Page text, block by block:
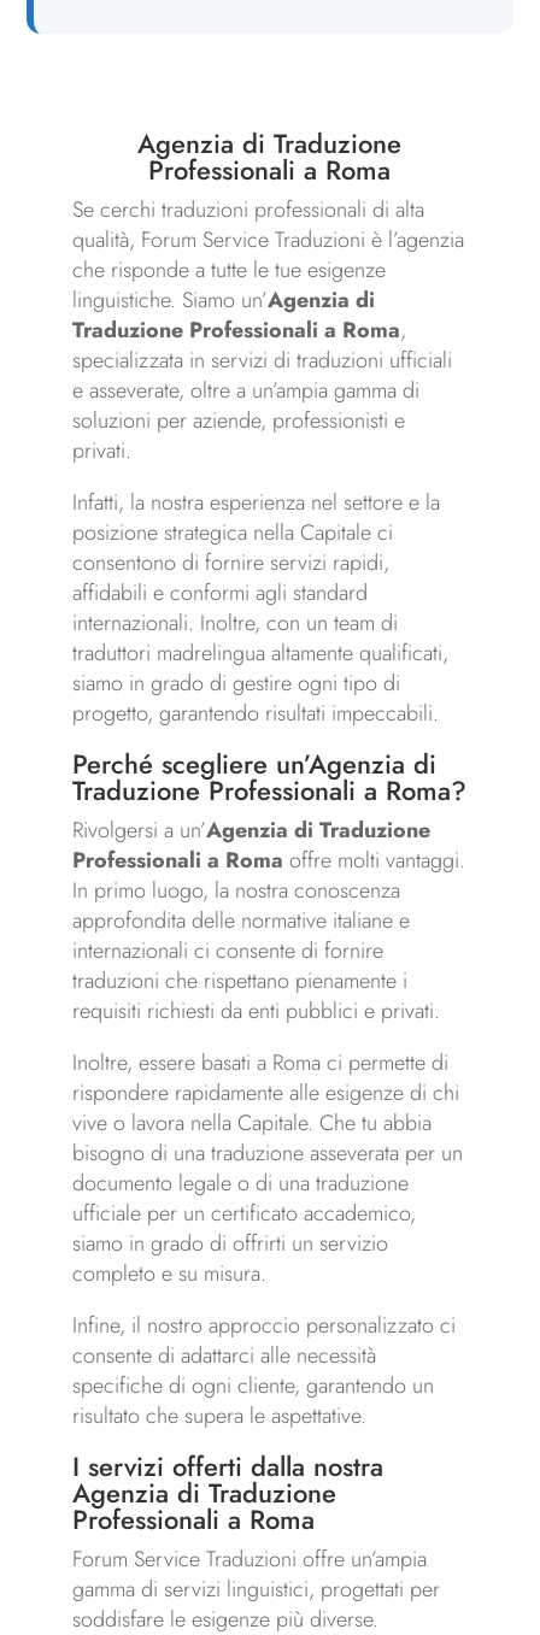
Agenzia di Traduzione
Professionali a Roma
Se cerchi traduzioni professionali di alta
qualità, Forum Service Traduzioni è l’agenzia
che risponde a tutte le tue esigenze
linguistiche. Siamo un’Agenzia di
Traduzione Professionali a Roma,
specializzata in servizi di traduzioni ufficiali
e asseverate, oltre a un’ampia gamma di
soluzioni per aziende, professionisti e
privati.
Infatti, la nostra esperienza nel settore e la
posizione strategica nella Capitale ci
consentono di fornire servizi rapidi,
affidabili e conformi agli standard
internazionali. Inoltre, con un team di
traduttori madrelingua altamente qualificati,
siamo in grado di gestire ogni tipo di
progetto, garantendo risultati impeccabili.
Perché scegliere un’Agenzia di
Traduzione Professionali a Roma?
Rivolgersi a un’Agenzia di Traduzione
Professionali a Roma offre molti vantaggi.
In primo luogo, la nostra conoscenza
approfondita delle normative italiane e
internazionali ci consente di fornire
traduzioni che rispettano pienamente i
requisiti richiesti da enti pubblici e privati.
Inoltre, essere basati a Roma ci permette di
rispondere rapidamente alle esigenze di chi
vive o lavora nella Capitale. Che tu abbia
bisogno di una traduzione asseverata per un
documento legale o di una traduzione
ufficiale per un certificato accademico,
siamo in grado di offrirti un servizio
completo e su misura.
Infine, il nostro approccio personalizzato ci
consente di adattarci alle necessità
specifiche di ogni cliente, garantendo un
risultato che supera le aspettative.
I servizi offerti dalla nostra
Agenzia di Traduzione
Professionali a Roma
Forum Service Traduzioni offre un’ampia
gamma di servizi linguistici, progettati per
soddisfare le esigenze più diverse.